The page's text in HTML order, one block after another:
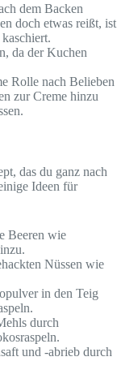
dem Backen
doch etwas reißt, ist
da der Kuchen
Rolle nach Belieben
zur Creme hinzu
das du ganz nach
Ideen für
Beeren wie
Nüssen wie
in den Teig
durch
und -abrieb durch